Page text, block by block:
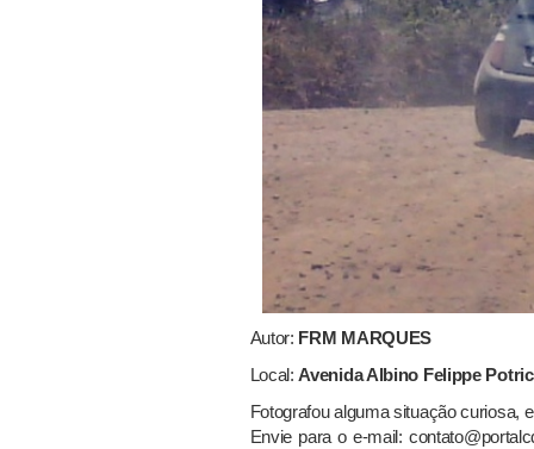
Autor: FRM MARQUES
Local:Avenida Albino Felippe
Fotografou alguma situação curiosa,
Envie para o e-mail: